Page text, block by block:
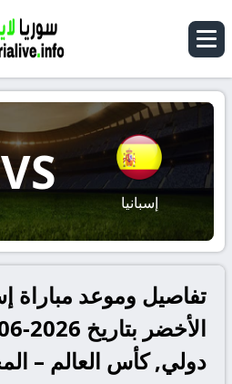
إسبانيا
VS
تفاصيل وموعد مباراة
دولي, كأس العالم –